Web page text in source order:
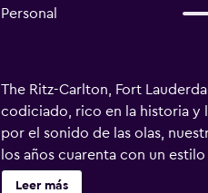
Personal
The Ritz-Carlton, Fort
codiciado, rico en la historia y
por el sonido de las olas,
los años cuarenta con un
Leer más